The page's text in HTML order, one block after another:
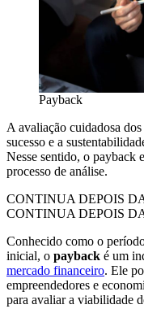
Payback
A avaliação cuidadosa dos
sucesso e a
Nesse sentido, o payback
processo de análise.
CONTINUA DEPOIS
CONTINUA DEPOIS
Conhecido como o
inicial, o payback é um
mercado financeiro. Ele
empreendedores e
para avaliar a viabilidade